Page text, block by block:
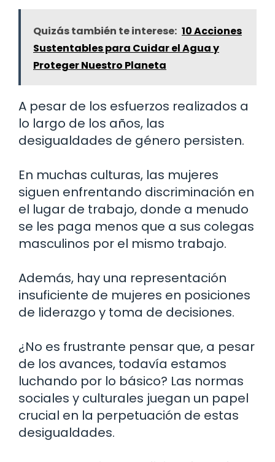
Quizás también te interese: 10 Acciones
Sustentables para Cuidar el Agua y
Proteger Nuestro Planeta
A pesar de los esfuerzos realizados a
lo largo de los años, las
desigualdades de género persisten.
En muchas culturas, las mujeres
siguen enfrentando discriminación en
el lugar de trabajo, donde a menudo
se les paga menos que a sus colegas
masculinos por el mismo trabajo.
Además, hay una representación
insuficiente de mujeres en posiciones
de liderazgo y toma de decisiones.
¿No es frustrante pensar que, a pesar
de los avances, todavía estamos
luchando por lo básico? Las normas
sociales y culturales juegan un papel
crucial en la perpetuación de estas
desigualdades.